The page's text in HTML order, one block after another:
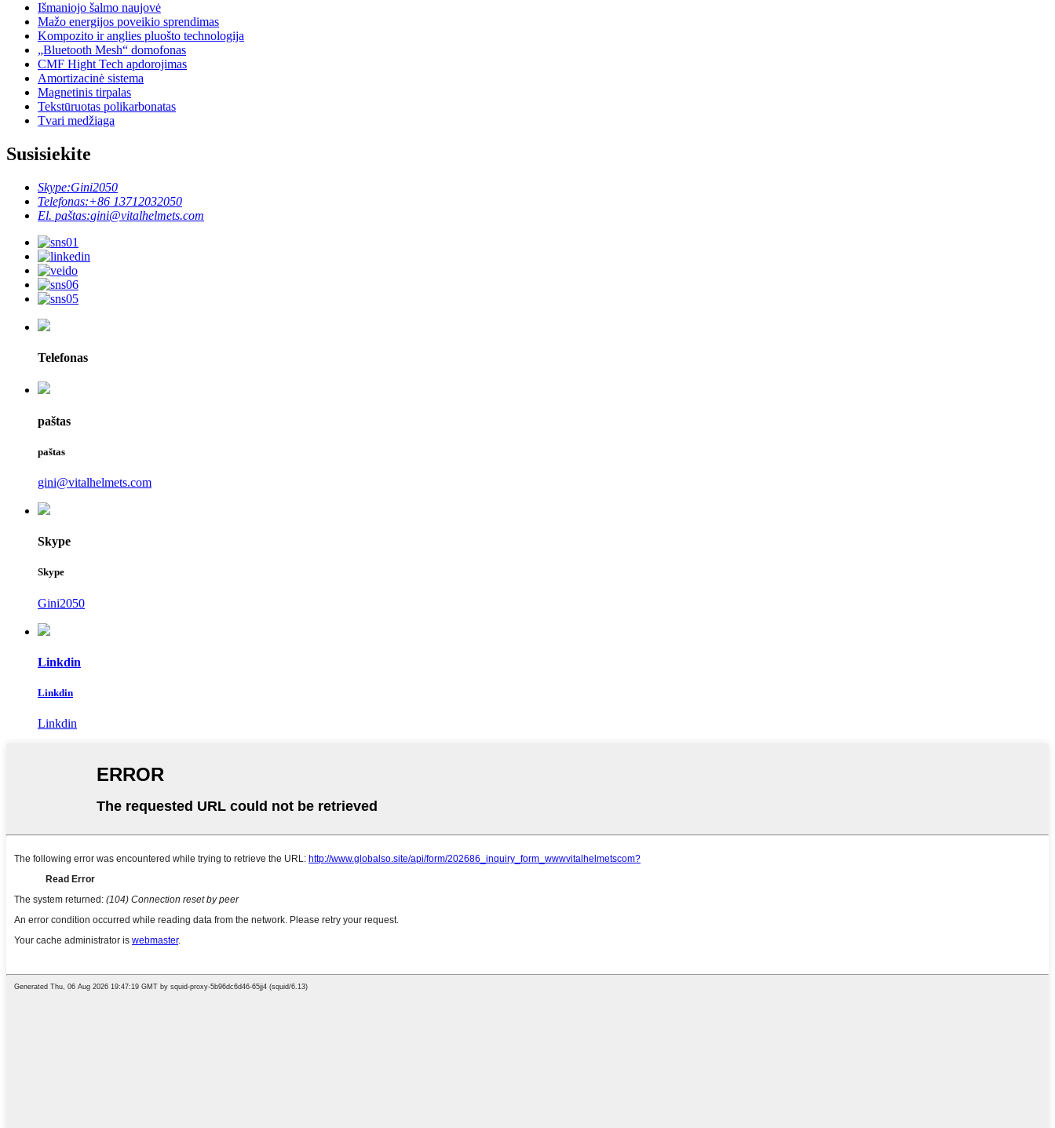
Išmaniojo šalmo naujovė
Mažo energijos poveikio sprendimas
Kompozito ir anglies pluošto technologija
„Bluetooth Mesh“ domofonas
CMF Hight Tech apdorojimas
Amortizacinė sistema
Magnetinis tirpalas
Tekstūruotas polikarbonatas
Tvari medžiaga
Susisiekite
Skype:Gini2050
Telefonas:+86 13712032050
El. paštas:gini@vitalhelmets.com
Telefonas
paštas
paštas
gini@vitalhelmets.com
Skype
Skype
Gini2050
Linkdin
Linkdin
Linkdin